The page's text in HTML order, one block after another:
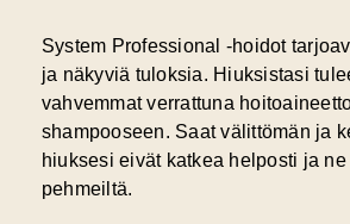
System Professional -hoidot
ja näkyviä tuloksia. Hiuksistasi
vahvemmat verrattuna
shampooseen. Saat välittömän ja
hiuksesi eivät katkea helposti ja
pehmeiltä.